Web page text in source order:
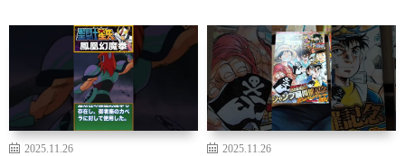
2025.11.26 2025.11.26